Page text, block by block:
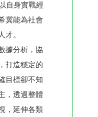
自身實戰經
冀能為社會
。
據分析，協
打造穩定的
目標卻不知
，透過整體
，延伸各類